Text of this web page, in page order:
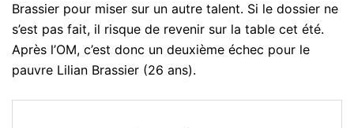
Brassier pour miser sur un autre talent. Si le dossier ne
s’est pas fait, il risque de revenir sur la table cet été.
Après l’OM, c’est donc un deuxième échec pour le
pauvre Lilian Brassier (26 ans).